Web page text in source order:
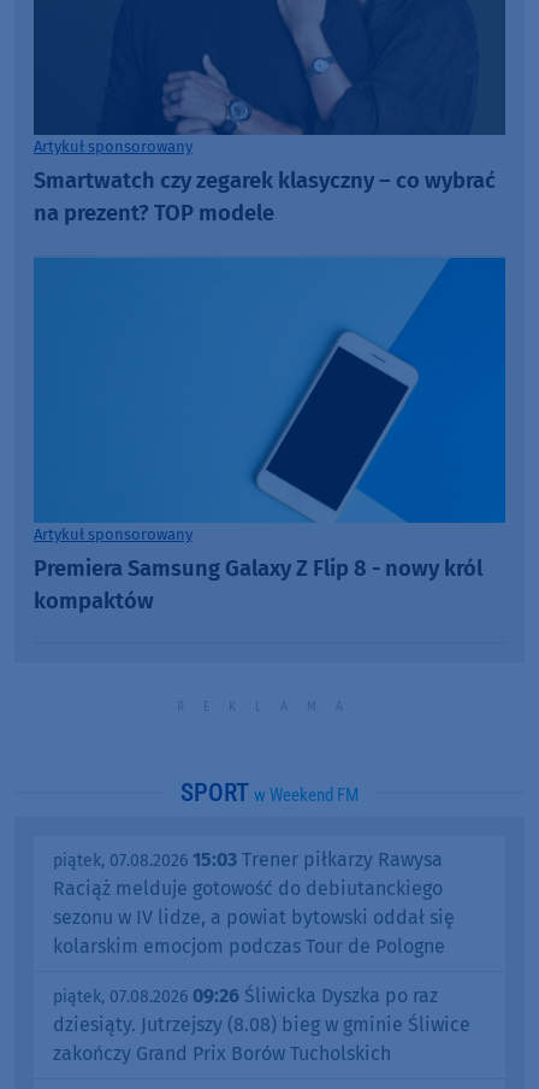
Artykuł sponsorowany
Smartwatch czy zegarek klasyczny – co wybrać
na prezent? TOP modele
Artykuł sponsorowany
Premiera Samsung Galaxy Z Flip 8 - nowy król
kompaktów
SPORT w Weekend FM
piątek, 07.08.2026 15:03 Trener piłkarzy Rawysa
Raciąż melduje gotowość do debiutanckiego
sezonu w IV lidze, a powiat bytowski oddał się
kolarskim emocjom podczas Tour de Pologne
piątek, 07.08.2026 09:26 Śliwicka Dyszka po raz
dziesiąty. Jutrzejszy (8.08) bieg w gminie Śliwice
zakończy Grand Prix Borów Tucholskich